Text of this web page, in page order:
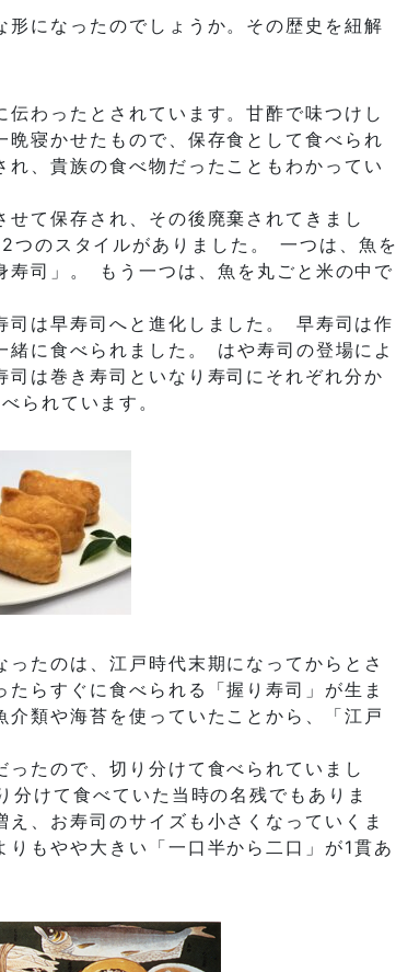
になったのでしょうか。その歴史を紐解
わったとされています。甘酢で味つけし
寝かせたもので、保存食として食べられ
、貴族の食べ物だったこともわかってい
て保存され、その後廃棄されてきまし
つのスタイルがありました。 一つは、魚を
司」。 もう一つは、魚を丸ごと米の中で
司は早寿司へと進化しました。 早寿司は作
に食べられました。 はや寿司の登場によ
は巻き寿司といなり寿司にそれぞれ分か
られています。
たのは、江戸時代末期になってからとさ
らすぐに食べられる「握り寿司」が生ま
類や海苔を使っていたことから、「江戸
たので、切り分けて食べられていまし
けて食べていた当時の名残でもありま
、お寿司のサイズも小さくなっていくま
もやや大きい「一口半から二口」が1貫あ